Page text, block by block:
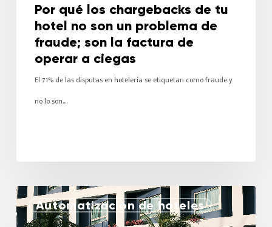
Por qué los chargebacks de tu
hotel no son un problema de
fraude; son la factura de
operar a ciegas
El 71% de las disputas en hotelería se etiquetan como fraude y
no lo son.…
Automatización de hoteles